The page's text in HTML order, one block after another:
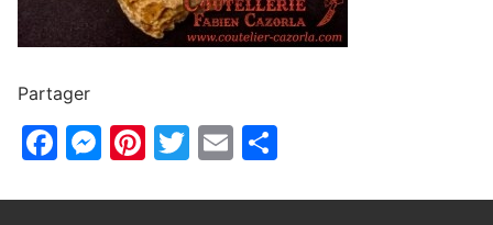
Partager
Facebook
Messenger
Pinterest
Twitter
Email